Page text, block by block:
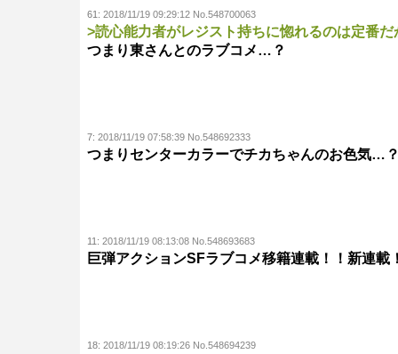
61: 2018/11/19 09:29:12 No.548700063
>読心能力者がレジスト持ちに惚れるのは定番
つまり東さんとのラブコメ…？
7: 2018/11/19 07:58:39 No.548692333
つまりセンターカラーでチカちゃんのお色気…
11: 2018/11/19 08:13:08 No.548693683
巨弾アクションSFラブコメ移籍連載！！新連載
18: 2018/11/19 08:19:26 No.548694239